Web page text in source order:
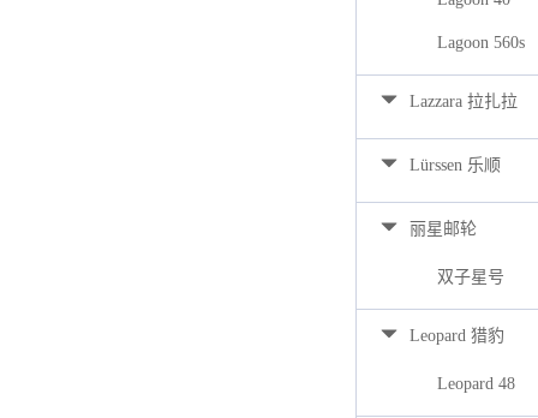
Lagoon 560s
Lazzara 拉扎拉
Lürssen 乐顺
丽星邮轮
双子星号
Leopard 猎豹
Leopard 48